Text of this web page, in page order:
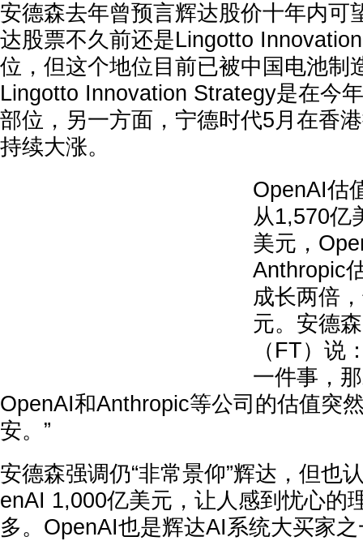
安德森去年曾预言辉达股价十年内可
达股票不久前还是Lingotto
位，但这个地位目前已被中国电池制
Lingotto Innovation Strategy是在今
部位，另一方面，宁德时代5月在香
持续大涨。
OpenAI估
从1,570亿
美元，
Anthropic
成长两倍
元。安德
（FT）说
一件事，
OpenAI和Anthropic等公司的估值突
安。”
安德森强调仍“非常景仰”辉达，但也
enAI 1,000亿美元，让人感到忧心的
多。OpenAI也是辉达AI系统大买家